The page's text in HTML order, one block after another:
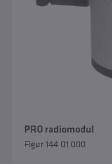
PRO radiomodul
Figur 144 01 000